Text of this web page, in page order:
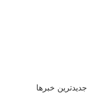
جدیدترین خبرها